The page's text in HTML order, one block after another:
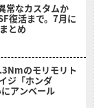
常なカスタムか
復活まで。7月に
とめ
のモリモリト
ジ「ホンダ
アンベール